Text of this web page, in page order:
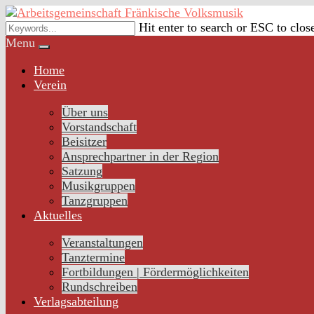
Skip
to
content
Hit enter to search or ESC to
Menu
Home
Verein
Über uns
Vorstandschaft
Beisitzer
Ansprechpartner in der Region
Satzung
Musikgruppen
Tanzgruppen
Aktuelles
Veranstaltungen
Tanztermine
Fortbildungen | Fördermöglichkeiten
Rundschreiben
Verlagsabteilung